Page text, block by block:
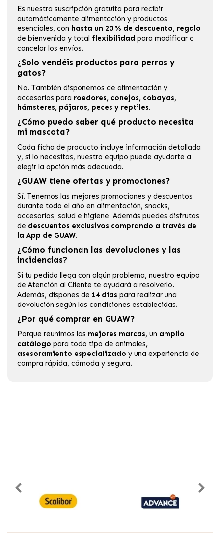
Es nuestra suscripción gratuita para recibir
automáticamente alimentación y productos
esenciales, con hasta un 20 % de descuento, regalo
de bienvenida y total flexibilidad para modificar o
cancelar los envíos.
¿Solo vendéis productos para perros y
gatos?
No. También disponemos de alimentación y
accesorios para roedores, conejos, cobayas,
hámsteres, pájaros, peces y reptiles.
¿Cómo puedo saber qué producto necesita
mi mascota?
Cada ficha de producto incluye información detallada
y, si lo necesitas, nuestro equipo puede ayudarte a
elegir la opción más adecuada.
¿GUAW tiene ofertas y promociones?
Sí. Tenemos las mejores promociones y descuentos
durante todo el año en alimentación, snacks,
accesorios, salud e higiene. Además puedes disfrutas
de descuentos exclusivos comprando a través de
la App de GUAW.
¿Cómo funcionan las devoluciones y las
incidencias?
Si tu pedido llega con algún problema, nuestro equipo
de Atención al Cliente te ayudará a resolverlo.
Además, dispones de 14 días para realizar una
devolución según las condiciones establecidas.
¿Por qué comprar en GUAW?
Porque reunimos las mejores marcas, un amplio
catálogo para todo tipo de animales,
asesoramiento especializado y una experiencia de
compra rápida, cómoda y segura.